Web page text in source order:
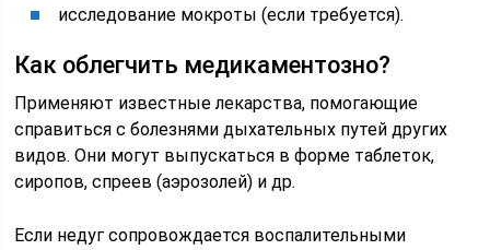
исследование мокроты (если требуется).
Как облегчить медикаментозно?
Применяют известные лекарства, помогающие
справиться с болезнями дыхательных путей других
видов. Они могут выпускаться в форме таблеток,
сиропов, спреев (аэрозолей) и др.
Если недуг сопровождается воспалительными